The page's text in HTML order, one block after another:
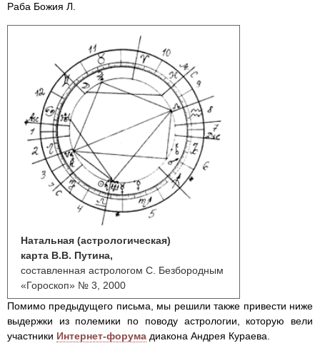
Раба Божия Л.
Натальная (астрологическая)
карта В.В. Путина,
составленная астрологом С. Безбородным
«Гороскоп» № 3, 2000
Помимо предыдущего письма, мы решили также привести ниже
выдержки из полемики по поводу астрологии, которую вели
участники Интернет-форума диакона Андрея Кураева.